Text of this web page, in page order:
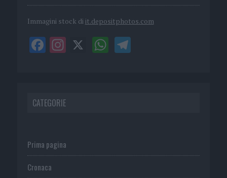
Immagini stock di it.depositphotos.com
CATEGORIE
Prima pagina
Cronaca